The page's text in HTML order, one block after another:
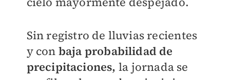
Sin registro de lluvias recientes
y con baja probabilidad de
precipitaciones, la jornada se